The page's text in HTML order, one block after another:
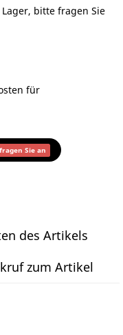
bitte fragen Sie
für
Sie an
des Artikels
zum Artikel